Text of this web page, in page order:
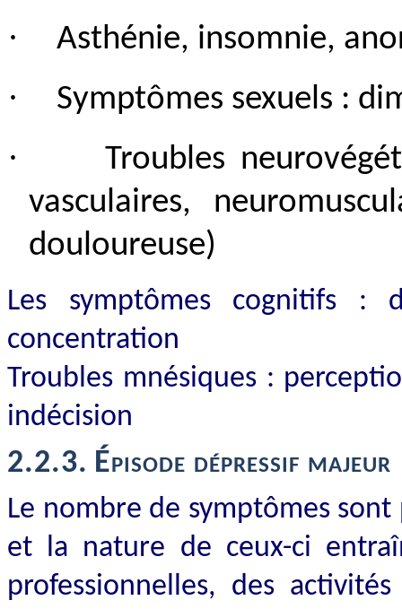
· Asthénie, insomnie,
· Symptômes sexuels :
·
Troubles
vasculaires,
douloureuse)
Les symptômes cognitifs :
concentration
Troubles mnésiques :
indécision
2.2.3. Épisode dépressif majeur
Le nombre de symptômes
et la nature de ceux-ci
professionnelles, des